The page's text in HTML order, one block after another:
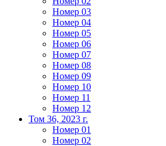
Номер 03
Номер 04
Номер 05
Номер 06
Номер 07
Номер 08
Номер 09
Номер 10
Номер 11
Номер 12
Том 36, 2023 г.
Номер 01
Номер 02